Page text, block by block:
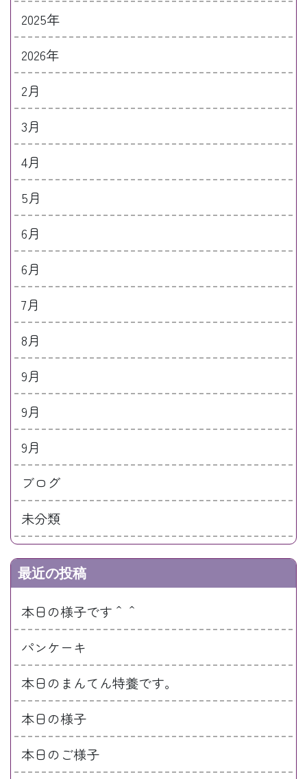
2025年
2026年
2月
3月
4月
5月
6月
6月
7月
8月
9月
9月
9月
ブログ
未分類
最近の投稿
本日の様子です＾＾
パンケーキ
本日のまんてん特養です。
本日の様子
本日のご様子